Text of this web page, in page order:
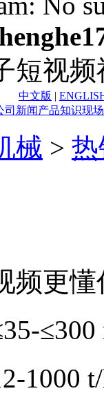
短视
中文版 |
司新闻产品知识现
械 >
频更懂
≤300
1000